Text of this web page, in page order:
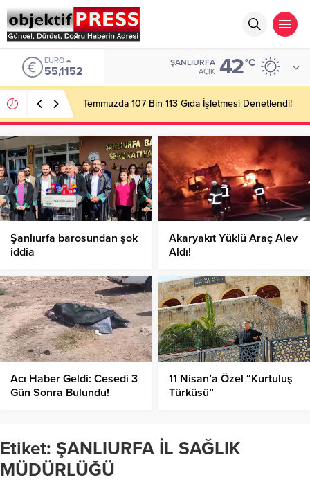
EURO
55,1152
ŞANLIURFA
AÇIK 42°C
Temmuzda 107 Bin 113 Gıda İşletmesi Denetlendi!
Şanlıurfa barosundan şok
iddia
Akaryakıt Yüklü Araç Alev
Aldı!
Acı Haber Geldi: Cesedi 3
Gün Sonra Bulundu!
11 Nisan’a Özel “Kurtuluş
Türküsü”
Etiket: ŞANLIURFA İL SAĞLIK
MÜDÜRLÜĞÜ